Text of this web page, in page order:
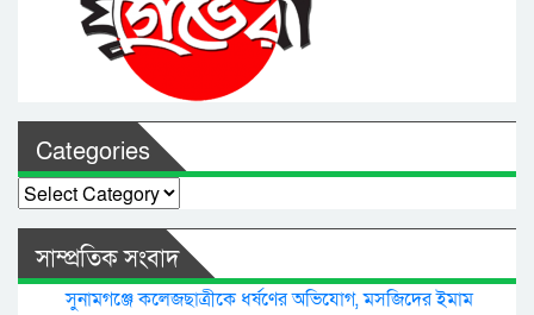
Categories
Categories
সাম্প্রতিক সংবাদ
সুনামগঞ্জে কলেজছাত্রীকে ধর্ষণের অভিযোগ, মসজিদের ইমাম